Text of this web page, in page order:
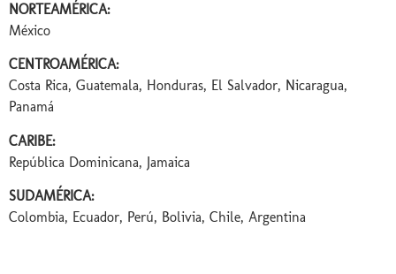
NORTEAMÉRICA:
México
CENTROAMÉRICA:
Costa Rica, Guatemala, Honduras, El Salvador, Nicaragua,
Panamá
CARIBE:
República Dominicana, Jamaica
SUDAMÉRICA:
Colombia, Ecuador, Perú, Bolivia, Chile, Argentina